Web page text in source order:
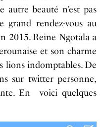
autre beauté n’est pas
grand rendez-vous au
2015. Reine Ngotala a
et son charme
lions indomptables. De
sur twitter personne,
En voici quelques